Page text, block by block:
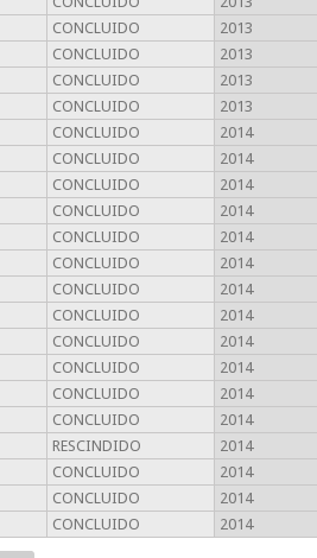
CONCLUIDO
2013
CONCLUIDO
2013
CONCLUIDO
2013
CONCLUIDO
2013
CONCLUIDO
2014
CONCLUIDO
2014
CONCLUIDO
2014
CONCLUIDO
2014
CONCLUIDO
2014
CONCLUIDO
2014
CONCLUIDO
2014
CONCLUIDO
2014
CONCLUIDO
2014
CONCLUIDO
2014
CONCLUIDO
2014
CONCLUIDO
2014
RESCINDIDO
2014
CONCLUIDO
2014
CONCLUIDO
2014
CONCLUIDO 2014